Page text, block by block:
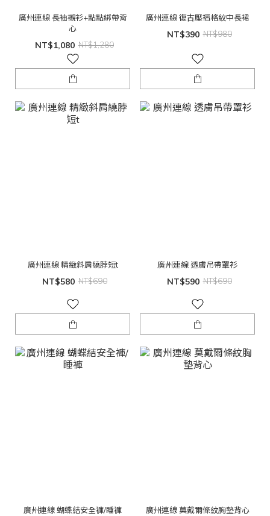
廣州連線 長袖襯衫+點點綁帶背
心
NT$1,080 NT$1,280
廣州連線 復古壓褶格紋中長裙
NT$390 NT$980
廣州連線 精緻斜肩繞脖短t
NT$580 NT$690
廣州連線 透膚吊帶罩衫
NT$590 NT$690
廣州連線 蝴蝶結安全褲/睡褲 廣州連線 莫戴爾條紋胸墊背心